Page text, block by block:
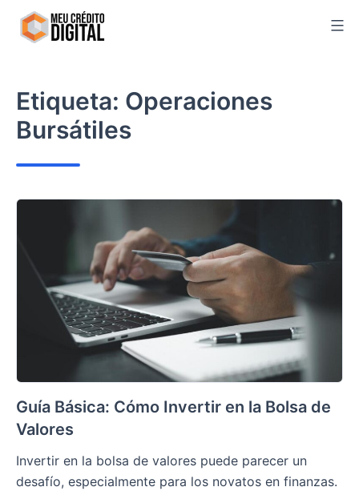
Skip
Etiqueta: Operaciones
Bursátiles
Guía Básica: Cómo Invertir en la Bolsa de
Valores
Invertir en la bolsa de valores puede parecer un
desafío, especialmente para los novatos en finanzas.